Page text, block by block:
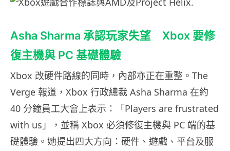
Asha Sharma 承認玩家失望 Xbox 要修
復主機與 PC 基礎體驗
Xbox 改硬件路線的同時，內部亦正在重整。The
Verge 報道，Xbox 行政總裁 Asha Sharma 在約
40 分鐘員工大會上表示：「Players are frustrated
with us」，並稱 Xbox 必須修復主機與 PC 端的基
礎體驗。她提出四大方向：硬件、遊戲、平台及服